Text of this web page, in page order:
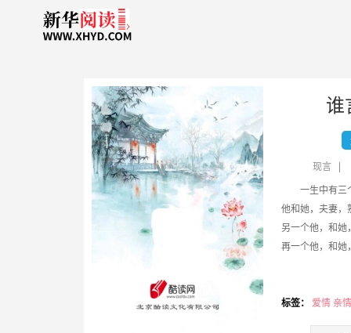
谁
现言
他和她，夫妻，
另一个他，和她
再一个他，和她，她望着床铺说：“床铺
标签： 爱情 亲